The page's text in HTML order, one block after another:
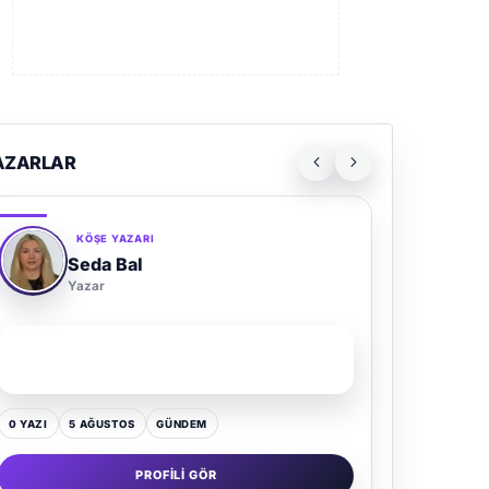
KÖŞE YAZARI
Seda Bal
Yazar
0 YAZI 5 AĞUSTOS GÜNDEM
PROFILI GÖR